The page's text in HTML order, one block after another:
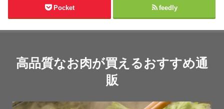
Pocket feedly
高品質なお肉が買えるおすすめ通
販